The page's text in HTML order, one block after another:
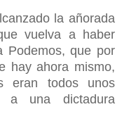
la añorada
vuelva a haber
Podemos, que por
hay ahora mismo,
eran todos unos
a una dictadura